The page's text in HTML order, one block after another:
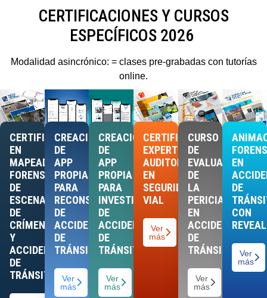
CERTIFICACIONES Y CURSOS
ESPECÍFICOS 2026
Modalidad asincrónico: = clases pre-grabadas con tutorías
online.
CERTIFICACIÓN
EN
MAPEADO
FORENSE
DE
ESCENAS
DE
CRÍMENES
Y
ACCIDENTES
DE
TRÁNSITO
CREACIÓN
DE
APP
PROPIA
PARA
RECONSTRUCCIÓN
DE
ACCIDENTES
DE
TRÁNSITO
Ver
más
CREACIÓN
DE
APP
PROPIA
PARA
INVESTIGACIÓN
DE
ACCIDENTES
DE
TRÁNSITO
Ver
más
CERTIFICACIÓN
EXPERTO
AUDITOR
EN
SEGURIDAD
VIAL
Ver
más
CURSO
DE
EVALUACIÓN
DE
LA
PERICIA
EN
ACCIDENTES
DE
TRÁNSITO
Ver
más
EN
DE
CON
REVEAL
Ver
más